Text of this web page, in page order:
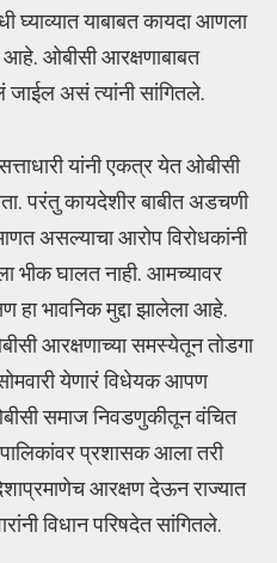
घ्याव्यात याबाबत कायदा आणला
ओबीसी आरक्षणाबाबत
जाईल असं त्यांनी सांगितले.
यांनी एकत्र येत ओबीसी
परंतु कायदेशीर बाबीत अडचणी
असल्याचा आरोप विरोधकांनी
भीक घालत नाही. आमच्यावर
हा भावनिक मुद्दा झालेला आहे.
आरक्षणाच्या समस्येतून तोडगा
येणारं विधेयक आपण
समाज निवडणुकीतून वंचित
प्रशासक आला तरी
आरक्षण देऊन राज्यात
विधान परिषदेत सांगितले.